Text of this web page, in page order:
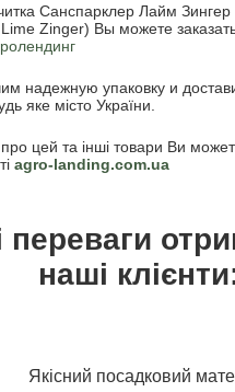
Санспарклер Лайм Зингер
Zinger) Вы можете
надежную упаковку и
яке місто України.
цей та інші товари Ви
agro-landing.com.ua
переваги
наші
Якісний посадковий